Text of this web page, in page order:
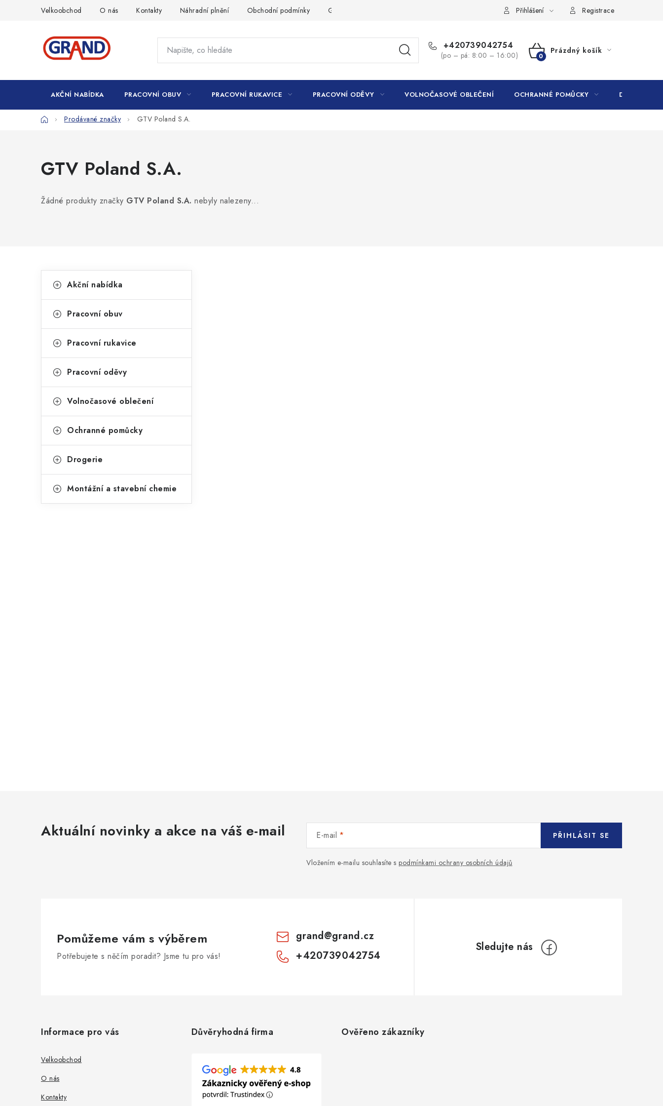
Velkoobchod O nás Kontakty Náhradní plnění Obchodní podmínky GDPR Přihlášení Registrace
+420739042754
(po – pá: 8:00 – 16:00)
NÁKUPNÍ
Prázdný košík
AKČNÍ NABÍDKA PRACOVNÍ OBUV PRACOVNÍ RUKAVICE PRACOVNÍ ODĚVY VOLNOČASOVÉ OBLEČENÍ OCHRANNÉ POMŮCKY DROGERIE
DomůProdávané značky GTV Poland S.A.
GTV Poland S.A.
Žádné produkty značky GTV Poland S.A. nebyly nalezeny...
o
t
r
n
n
p
e
kategorie
a
e
o
i
Akční nabídka
Pracovní obuv
Pracovní rukavice
Pracovní oděvy
Volnočasové oblečení
Ochranné pomůcky
Drogerie
Montážní a stavební chemie
Aktuální novinky a akce na váš e-mail E-mail
Vložením e-mailu souhlasíte s podmínkami ochrany osobních údajů
PŘIHLÁSIT SE
Pomůžeme vám s výběrem
Potřebujete s něčím poradit? Jsme tu pro vás!
grand@grand.cz
+420739042754
Informace pro vás
Velkoobchod
O nás
Kontakty
Důvěryhodná firma Ověřeno zákazníky